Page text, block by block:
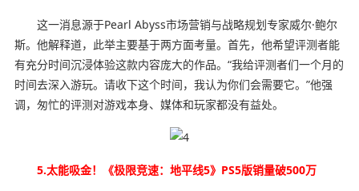
这一消息源于Pearl Abyss市场营销与战略规划专家威尔·鲍尔
斯。他解释道，此举主要基于两方面考量。首先，他希望评测者能
有充分时间沉浸体验这款内容庞大的作品。“我给评测者们一个月的
时间去深入游玩。请收下这个时间，我认为你们会需要它。”他强
调，匆忙的评测对游戏本身、媒体和玩家都没有益处。
5.太能吸金！《极限竞速：地平线5》PS5版销量破500万